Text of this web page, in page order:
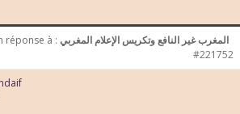
réponse à : المغرب غير النافع وتكريس الإعلام المغربي
#221752